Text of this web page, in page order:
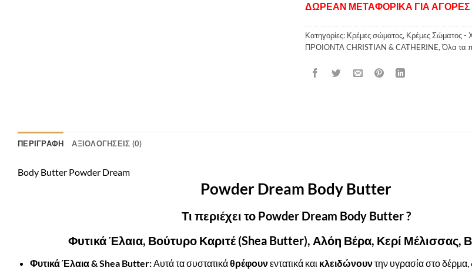
ΔΩΡΕΑΝ ΜΕΤΑΦΟΡΙΚΑ ΓΙΑ ΑΓΟΡΕΣ
Κατηγορίες: Κρέμες σώματος, Κρέμες Σώματος -
ΠΡΟΙΟΝΤΑ CHRISTIAN & CATHERINE,Όλα τα
ΠΕΡΙΓΡΑΦΉ ΑΞΙΟΛΟΓΉΣΕΙΣ (0)
Body Butter Powder Dream
Powder Dream Body Butter
Τι περιέχει το Powder Dream Body Butter ?
Φυτικά Έλαια, Βούτυρο Καριτέ (Shea Butter), Αλόη Βέρα, Κερί Μέλισσας,
Φυτικά Έλαια & Shea Butter:Αυτά τα συστατικάθρέφουνεντατικά και κλειδώνουντην υγρασία στο δέρμα,